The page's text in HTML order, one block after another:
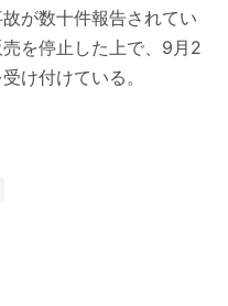
が数十件報告されてい
を停止した上で、9月2
け付けている。